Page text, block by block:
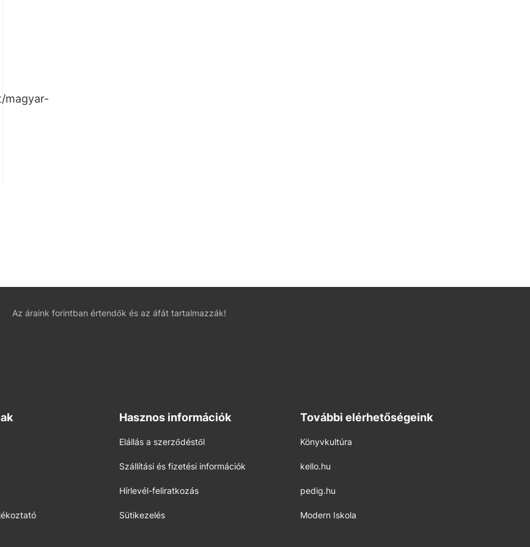
magyar-
Az áraink forintban értendők és az áfát tartalmazzák!
Hasznos információk
Elállás a szerződéstől
Szállítási és fizetési információk
Hírlevél-feliratkozás
Sütikezelés
További elérhetőségeink
Könyvkultúra
kello.hu
pedig.hu
Modern Iskola